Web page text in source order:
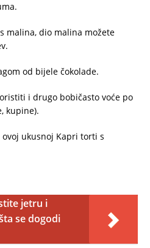
malina, dio malina možete
od bijele čokolade.
i drugo bobičasto voće po
kupine).
ukusnoj Kapri torti s
jetru i
se dogodi